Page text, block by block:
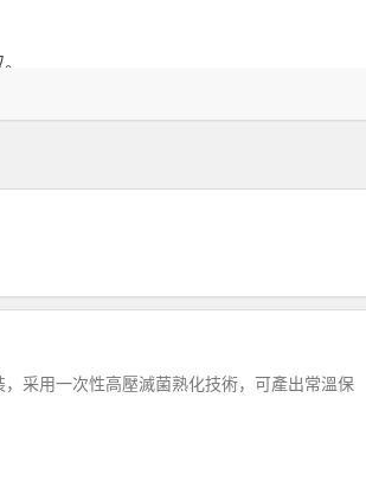
采用一次性高壓滅菌熟化技術，可產出常溫保